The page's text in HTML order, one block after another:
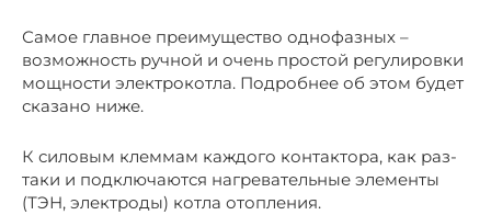
Самое главное преимущество однофазных –
возможность ручной и очень простой регулировки
мощности электрокотла. Подробнее об этом будет
сказано ниже.
К силовым клеммам каждого контактора, как раз-
таки и подключаются нагревательные элементы
(ТЭН, электроды) котла отопления.